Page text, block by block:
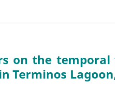
on the
Terminos